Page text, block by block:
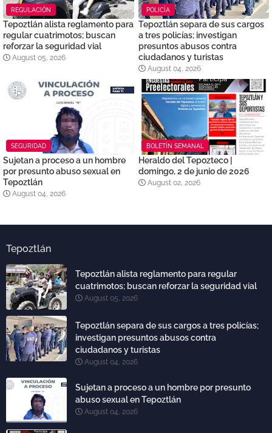
REGULACIÓN
Tepoztlán alista reglamento para
regular cuatrimotos; buscan
reforzar la seguridad vial
August 05, 2026
POLICÍA
Tepoztlán separa de sus cargos
a tres policías; investigan
presuntos abusos contra
ciudadanos y turistas
August 04, 2026
SEGURIDAD
Sujetan a proceso a un hombre
por presunto abuso sexual en
Tepoztlán
August 04, 2026
BOLETÍN SEMANAL
Heraldo del Tepozteco |
domingo, 2 de junio de 2026
August 02, 2026
Tepoztlán
Tepoztlán alista reglamento para regular
cuatrimotos; buscan reforzar la seguridad vial
August 05, 2026
Tepoztlán separa de sus cargos a tres policías;
investigan presuntos abusos contra
ciudadanos y turistas
August 04, 2026
Sujetan a proceso a un hombre por presunto
abuso sexual en Tepoztlán
August 04, 2026